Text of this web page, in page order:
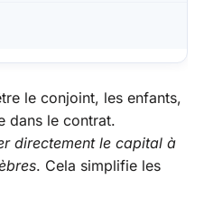
le conjoint, les enfants,
dans le contrat.
directement le capital à
. Cela simplifie les